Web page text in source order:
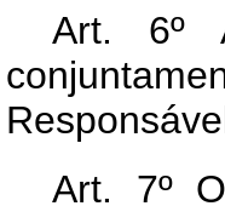
Art. 6º
Art. 7º